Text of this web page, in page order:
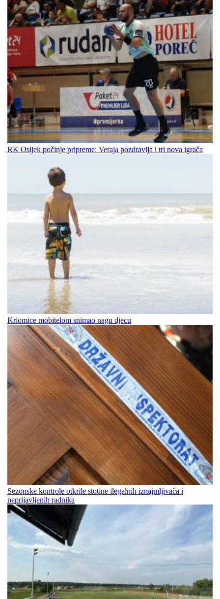
RK Osijek počinje pripreme: Veraja pozdravlja i tri nova igrača
Kriomice mobitelom snimao nagu djecu
Sezonske kontrole otkrile stotine ilegalnih iznajmljivača i
neprijavljenih radnika